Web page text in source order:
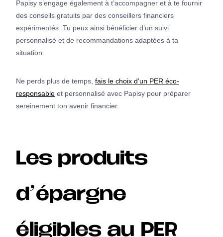
Papisy s’engage également à t’accompagner et à te fournir
des conseils gratuits par des conseillers financiers
expérimentés. Tu peux ainsi bénéficier d’un suivi
personnalisé et de recommandations adaptées à ta
situation.
Ne perds plus de temps, fais le choix d’un PER éco-
responsable et personnalisé avec Papisy pour préparer
sereinement ton avenir financier.
Les produits
d’épargne
éligibles au PER